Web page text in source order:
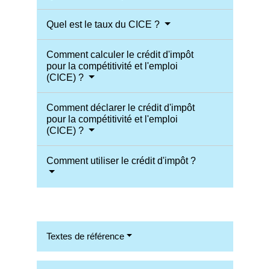
Quel est le taux du CICE ?
Comment calculer le crédit d'impôt
pour la compétitivité et l'emploi
(CICE) ?
Comment déclarer le crédit d'impôt
pour la compétitivité et l'emploi
(CICE) ?
Comment utiliser le crédit d'impôt ?
Textes de référence